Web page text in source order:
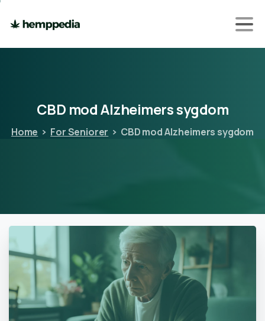
CBD modAlzheimerssygdom
Home For Seniorer CBD mod Alzheimers sygdom